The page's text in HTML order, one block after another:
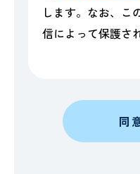
します。なお、こ
信によって保護さ
同